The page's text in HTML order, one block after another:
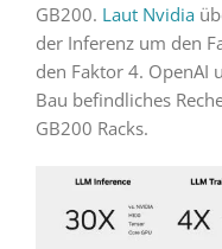
GB200. Laut Nvidia
der Inferenz um den
den Faktor 4. OpenAI
Bau befindliches
GB200 Racks.